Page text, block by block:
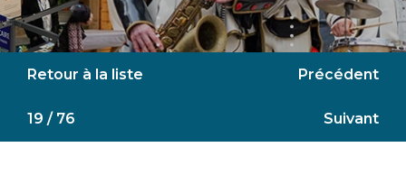
Retour à la liste Précédent
19 / 76 Suivant